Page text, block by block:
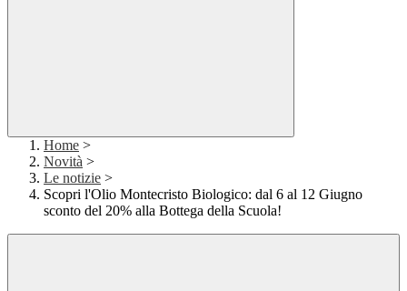
Home >
Novità >
Le notizie >
Scopri l'Olio Montecristo Biologico: dal 6 al 12 Giugno
sconto del 20% alla Bottega della Scuola!